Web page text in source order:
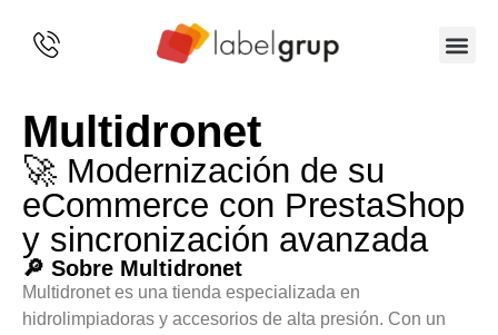
Multidronet
🚀 Modernización de su
eCommerce con PrestaShop
y sincronización avanzada
🔎 Sobre Multidronet
Multidronet es una tienda especializada en
hidrolimpiadoras y accesorios de alta presión. Con un